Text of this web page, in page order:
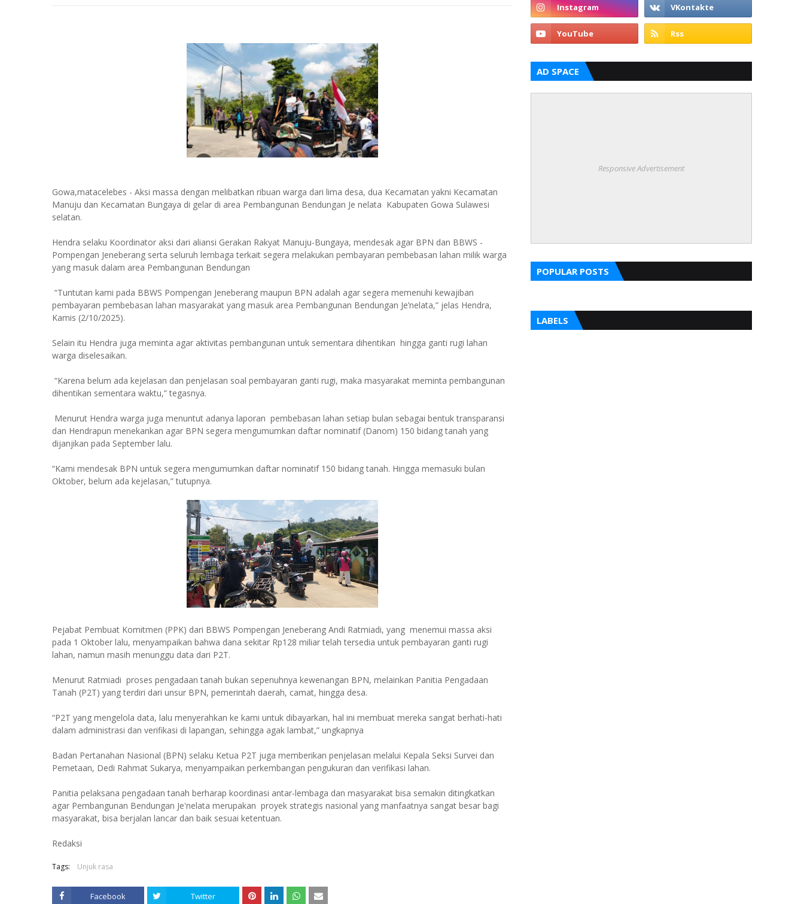
Gowa,matacelebes - Aksi massa dengan melibatkan ribuan warga dari lima desa, dua Kecamatan yakni Kecamatan
Manuju dan Kecamatan Bungaya di gelar di area Pembangunan Bendungan Je nelata Kabupaten Gowa Sulawesi
selatan.
Hendra selaku Koordinator aksi dari aliansi Gerakan Rakyat Manuju-Bungaya, mendesak agar BPN dan BBWS -
Pompengan Jeneberang serta seluruh lembaga terkait segera melakukan pembayaran pembebasan lahan milik warga
yang masuk dalam area Pembangunan Bendungan
“Tuntutan kami pada BBWS Pompengan Jeneberang maupun BPN adalah agar segera memenuhi kewajiban
pembayaran pembebasan lahan masyarakat yang masuk area Pembangunan Bendungan Je’nelata,” jelas Hendra,
Kamis (2/10/2025).
Selain itu Hendra juga meminta agar aktivitas pembangunan untuk sementara dihentikan hingga ganti rugi lahan
warga diselesaikan.
“Karena belum ada kejelasan dan penjelasan soal pembayaran ganti rugi, maka masyarakat meminta pembangunan
dihentikan sementara waktu,” tegasnya.
Menurut Hendra warga juga menuntut adanya laporan pembebasan lahan setiap bulan sebagai bentuk transparansi
dan Hendrapun menekankan agar BPN segera mengumumkan daftar nominatif (Danom) 150 bidang tanah yang
dijanjikan pada September lalu.
“Kami mendesak BPN untuk segera mengumumkan daftar nominatif 150 bidang tanah. Hingga memasuki bulan
Oktober, belum ada kejelasan,” tutupnya.
Pejabat Pembuat Komitmen (PPK) dari BBWS Pompengan Jeneberang Andi Ratmiadi, yang menemui massa aksi
pada 1 Oktober lalu, menyampaikan bahwa dana sekitar Rp128 miliar telah tersedia untuk pembayaran ganti rugi
lahan, namun masih menunggu data dari P2T.
Menurut Ratmiadi proses pengadaan tanah bukan sepenuhnya kewenangan BPN, melainkan Panitia Pengadaan
Tanah (P2T) yang terdiri dari unsur BPN, pemerintah daerah, camat, hingga desa.
“P2T yang mengelola data, lalu menyerahkan ke kami untuk dibayarkan, hal ini membuat mereka sangat berhati-hati
dalam administrasi dan verifikasi di lapangan, sehingga agak lambat,” ungkapnya
Badan Pertanahan Nasional (BPN) selaku Ketua P2T juga memberikan penjelasan melalui Kepala Seksi Survei dan
Pemetaan, Dedi Rahmat Sukarya, menyampaikan perkembangan pengukuran dan verifikasi lahan.
Panitia pelaksana pengadaan tanah berharap koordinasi antar-lembaga dan masyarakat bisa semakin ditingkatkan
agar Pembangunan Bendungan Je'nelata merupakan proyek strategis nasional yang manfaatnya sangat besar bagi
masyarakat, bisa berjalan lancar dan baik sesuai ketentuan.
Redaksi
Tags: Unjuk rasa
Facebook Twitter
AD SPACE
Responsive Advertisement
POPULAR POSTS
LABELS